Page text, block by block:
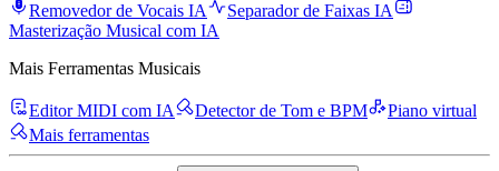
Removedor de Vocais IA
Separador de Faixas IA
Masterização Musical com IA
Mais Ferramentas Musicais
Editor MIDI com IA Detector de Tom e BPM
Piano virtual
Mais ferramentas